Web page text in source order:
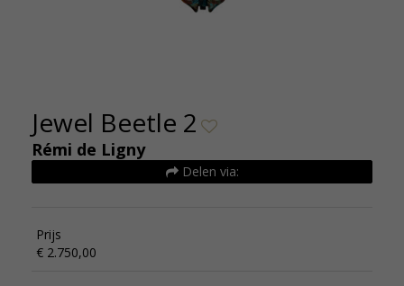
Jewel Beetle 2
Rémi de Ligny
Delen via:
Prijs
€ 2.750,00